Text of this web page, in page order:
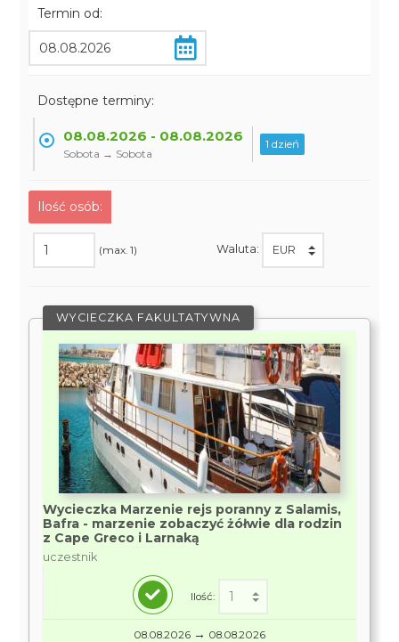
Termin od:
Dostępne terminy:
08.08.2026 - 08.08.2026
Sobota → Sobota
1 dzień
Ilość osób:
(max. 1) Waluta:
WYCIECZKA FAKULTATYWNA
Wycieczka Marzenie rejs poranny z Salamis,
Bafra - marzenie zobaczyć żółwie dla rodzin
z Cape Greco i Larnaką
uczestnik
Ilość:
08.08.2026 → 08.08.2026